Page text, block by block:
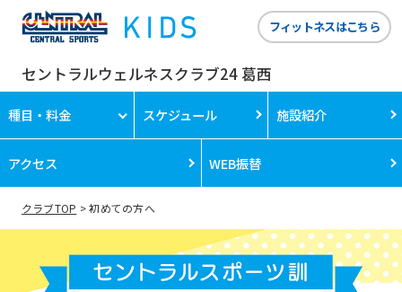
セントラルウェルネスクラブ24 葛西
フィットネスはこちら
種目・料金 スケジュール 施設紹介
アクセス WEB振替
クラブTOP 初めての方へ